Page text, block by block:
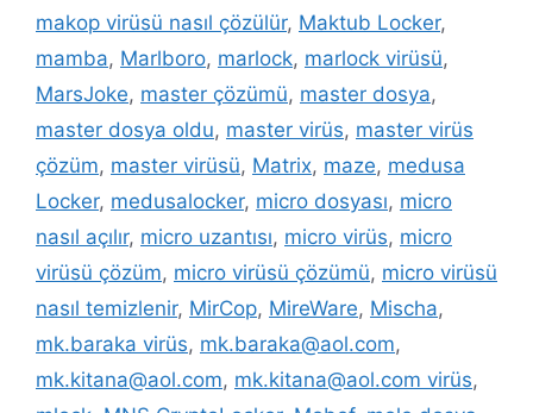
makop virüsü nasıl çözülür, Maktub Locker,
mamba, Marlboro, marlock, marlock virüsü,
MarsJoke, master çözümü, master dosya,
master dosya oldu, master virüs, master virüs
çözüm, master virüsü, Matrix, maze, medusa
Locker, medusalocker, micro dosyası, micro
nasıl açılır, micro uzantısı, micro virüs, micro
virüsü çözüm, micro virüsü çözümü, micro virüsü
nasıl temizlenir, MirCop, MireWare, Mischa,
mk.baraka virüs, mk.baraka@aol.com,
mk.kitana@aol.com, mk.kitana@aol.com virüs,